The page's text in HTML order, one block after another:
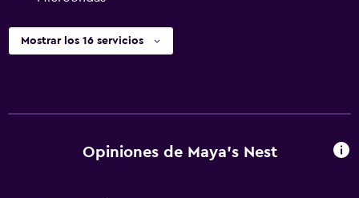
Mostrar los 16 servicios
Opiniones de Maya's Nest